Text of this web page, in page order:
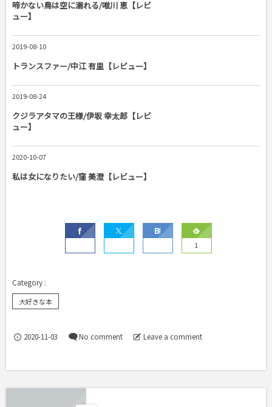
啼かない鳥は空に溺れる/唯川 恵【レビ
ュー】
2019-08-10
トランスファー/中江 有里【レビュー】
2019-08-24
クジラアタマの王様/伊坂 幸太郎【レビ
ュー】
2020-10-07
私は女になりたい/窪 美澄【レビュー】
1
大好きな本
2020-11-03 No comment Leave a comment